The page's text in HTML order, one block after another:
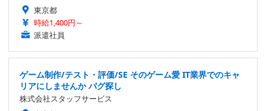
東京都
時給1,400円～
派遣社員
ゲーム制作/テスト・評価/SE そのゲーム愛 IT業界でのキャ
リアにしませんか バグ探し
株式会社スタッフサービス